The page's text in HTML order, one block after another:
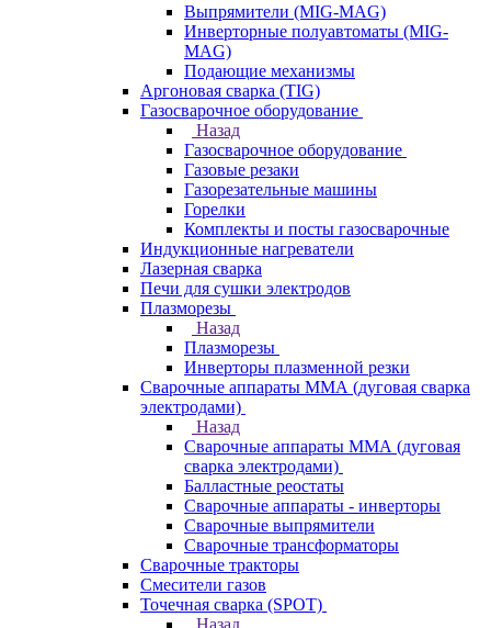
Выпрямители (MIG-MAG)
Инверторные полуавтоматы (MIG-
MAG)
Подающие механизмы
Аргоновая сварка (TIG)
Газосварочное оборудование
Назад
Газосварочное оборудование
Газовые резаки
Газорезательные машины
Горелки
Комплекты и посты газосварочные
Индукционные нагреватели
Лазерная сварка
Печи для сушки электродов
Плазморезы
Назад
Плазморезы
Инверторы плазменной резки
Сварочные аппараты ММА (дуговая сварка
электродами)
Назад
Сварочные аппараты ММА (дуговая
сварка электродами)
Балластные реостаты
Сварочные аппараты - инверторы
Сварочные выпрямители
Сварочные трансформаторы
Сварочные тракторы
Смесители газов
Точечная сварка (SPOT)
Назад